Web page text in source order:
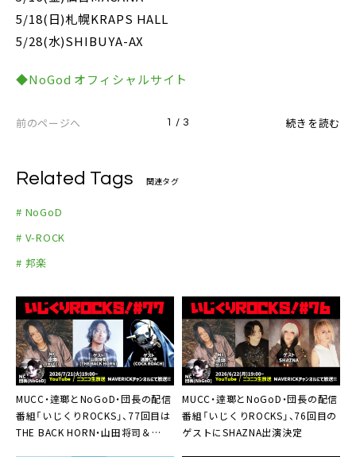
5/18(日)札幌KRAPS HALL
5/28(水)SHIBUYA-AX
◆NoGod オフィシャルサイト
前のページへ 1 / 3 続きを読む
Related Tags 関連タグ
# NoGoD
# V-ROCK
# 邦楽
MUCC・逹瑯とNoGoD・団長の配信
番組「いじくりROCKS」、77回目は
THE BACK HORN・山田将司＆
MUCC・逹瑯とNoGoD・団長の配信
番組「いじくりROCKS」、76回目の
ゲストにSHAZNA出演決定